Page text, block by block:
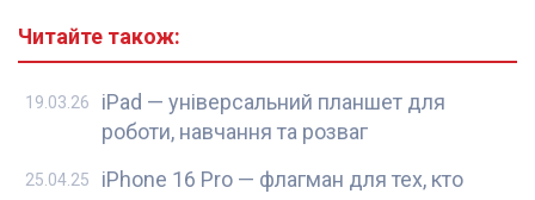
Читайте також:
iPad — універсальний планшет для
роботи, навчання та розваг
19.03.26
iPhone 16 Pro — флагман для тех, кто
25.04.25